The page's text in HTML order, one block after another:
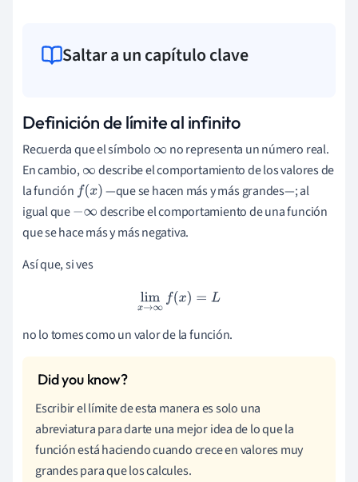
Saltar a un capítulo clave
Definición de límite al infinito
Recuerda que el símbolo ∞ no representa un número real.
En cambio,∞ describe el comportamiento de los valores de
la función f(x)
—que se hacen más y más grandes—; al
igual que−∞
describe el comportamiento de una función
que se hace más y más negativa.
Así que, si ves
lim →∞f( x)= L
no lo tomes como un valor de la función.
Escribir el límite de esta manera es solo una
abreviatura para darte una mejor idea de lo que la
función está haciendo cuando crece en valores muy
grandes para que los calcules.